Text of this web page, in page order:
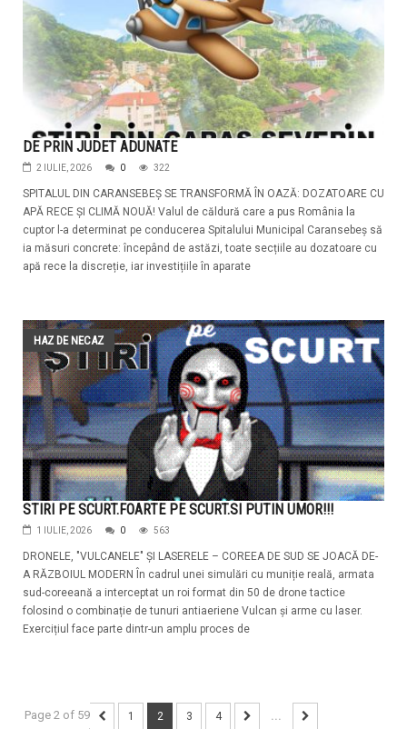
DE PRIN JUDET ADUNATE
2 IULIE, 2026 0 322
SPITALUL DIN CARANSEBEȘ SE TRANSFORMĂ ÎN OAZĂ: DOZATOARE CU
APĂ RECE ȘI CLIMĂ NOUĂ! Valul de căldură care a pus România la
cuptor l-a determinat pe conducerea Spitalului Municipal Caransebeș să
ia măsuri concrete: începând de astăzi, toate secțiile au dozatoare cu
apă rece la discreție, iar investițiile în aparate
HAZ DE NECAZ
STIRI PE SCURT.FOARTE PE SCURT.SI PUTIN UMOR!!!
1 IULIE, 2026 0 563
DRONELE, "VULCANELE" ȘI LASERELE – COREEA DE SUD SE JOACĂ DE-
A RĂZBOIUL MODERN În cadrul unei simulări cu muniție reală, armata
sud-coreeană a interceptat un roi format din 50 de drone tactice
folosind o combinație de tunuri antiaeriene Vulcan și arme cu laser.
Exercițiul face parte dintr-un amplu proces de
Page 2 of 59 1 2 3 4 ...